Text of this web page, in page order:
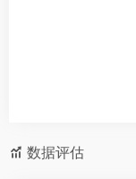
数据评估